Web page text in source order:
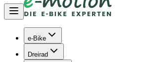
e-Bike
Dreirad